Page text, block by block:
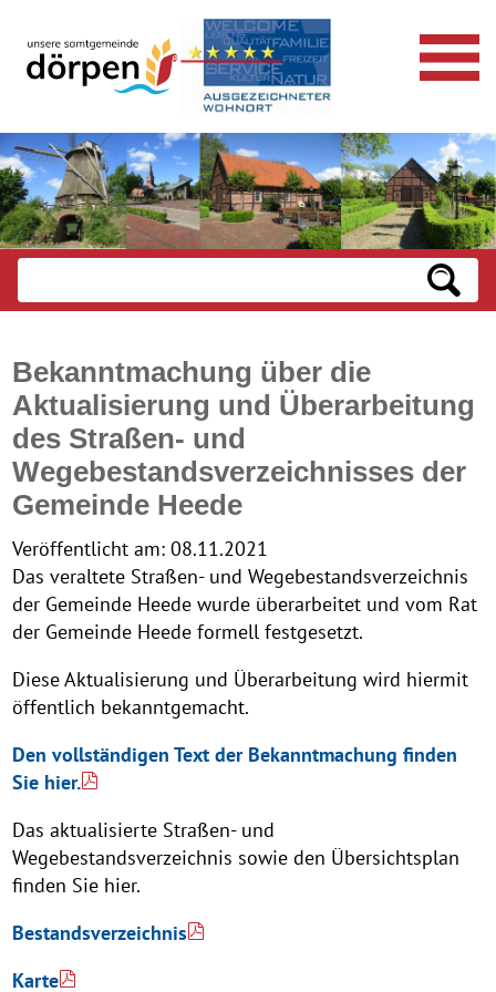
Bekanntmachung über die
Aktualisierung und Überarbeitung
des Straßen- und
Wegebestandsverzeichnisses der
Gemeinde Heede
Veröffentlicht am: 08.11.2021
Das veraltete Straßen- und Wegebestandsverzeichnis
der Gemeinde Heede wurde überarbeitet und vom Rat
der Gemeinde Heede formell festgesetzt.
Diese Aktualisierung und Überarbeitung wird hiermit
öffentlich bekanntgemacht.
Den vollständigen Text der Bekanntmachung finden
Sie hier.
Das aktualisierte Straßen- und
Wegebestandsverzeichnis sowie den Übersichtsplan
finden Sie hier.
Bestandsverzeichnis
Karte